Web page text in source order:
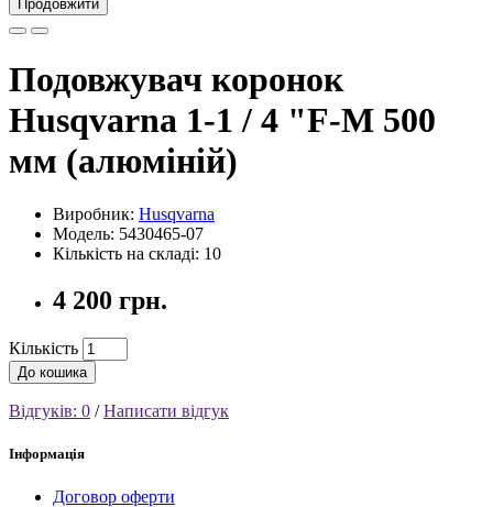
Продовжити
Подовжувач коронок
Husqvarna 1-1 / 4 "F-M 500
мм (алюміній)
Виробник: Husqvarna
Модель: 5430465-07
Кількість на складі: 10
4 200 грн.
Кількість
До кошика
Відгуків: 0 /Написати відгук
Інформація
Договор оферти